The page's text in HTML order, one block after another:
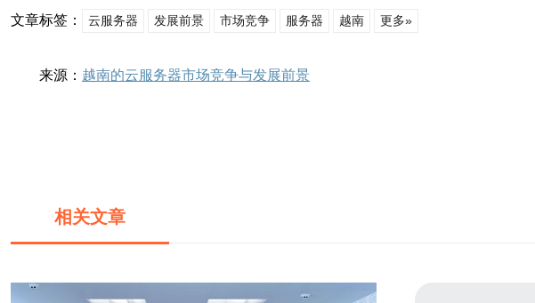
文章标签： 云服务器 发展前景 市场竞争 服务器 越南 更多»
来源： 越南的云服务器市场竞争与发展前景
相关文章